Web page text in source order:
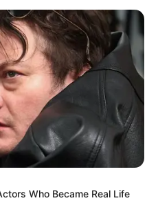
DARI
FRIGAT
KEDUA
Who Became Real Life